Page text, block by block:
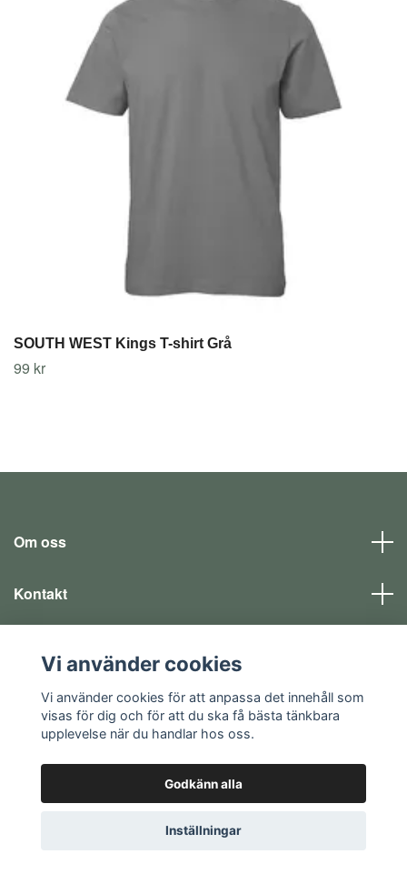
SOUTH WEST Kings T-shirt Grå
99 kr
Om oss
Kontakt
Sociala medier
© 2026 EQ SHOP - allt för dina fritidsintressen
Vi använder cookies
Vi använder cookies för att anpassa det innehåll som
visas för dig och för att du ska få bästa tänkbara
upplevelse när du handlar hos oss.
Godkänn alla
Inställningar